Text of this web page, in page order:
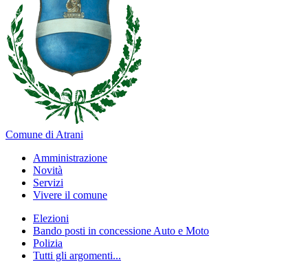
Comune di Atrani
Amministrazione
Novità
Servizi
Vivere il comune
Elezioni
Bando posti in concessione Auto e Moto
Polizia
Tutti gli argomenti...